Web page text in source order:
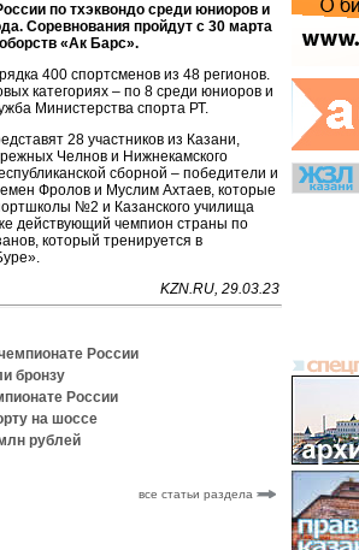
по тхэквондо среди юниоров и
Соревнования пройдут с 30 марта
«Ак Барс».
400 спортсменов из 48 регионов.
категориях – по 8 среди юниоров и
Министерства спорта РТ.
28 участников из Казани,
Челнов и Нижнекамского
сборной – победители и
Фролов и Муслим Ахтаев, которые
№2 и Казанского училища
действующий чемпион страны по
который тренируется в
KZN.RU, 29.03.23
России
бронзу
России
на шоссе
рублей
все статьи раздела